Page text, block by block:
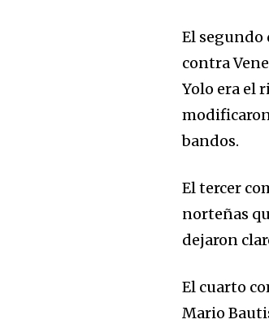
El segundo
contra
Yolo era el
bandos.
El tercer
norteñas
dejaron
El cuarto
Mario